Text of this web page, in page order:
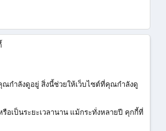
ณกำลังดูอยู่ สิ่งนี้ช่วยให้เว็บไซต์ที่คุณกำลังดู
อเป็นระยะเวลานาน แม้กระทั่งหลายปี คุกกี้ที่